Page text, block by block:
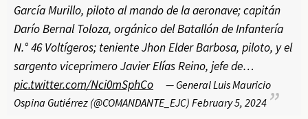
García Murillo, piloto al mando de la aeronave; capitán
Darío Bernal Toloza, orgánico del Batallón de Infantería
N.° 46 Voltígeros; teniente Jhon Elder Barbosa, piloto, y el
sargento viceprimero Javier Elías Reino, jefe de…
pic.twitter.com/Nci0mSphCo
— General Luis Mauricio
Ospina Gutiérrez (@COMANDANTE_EJC) February 5, 2024